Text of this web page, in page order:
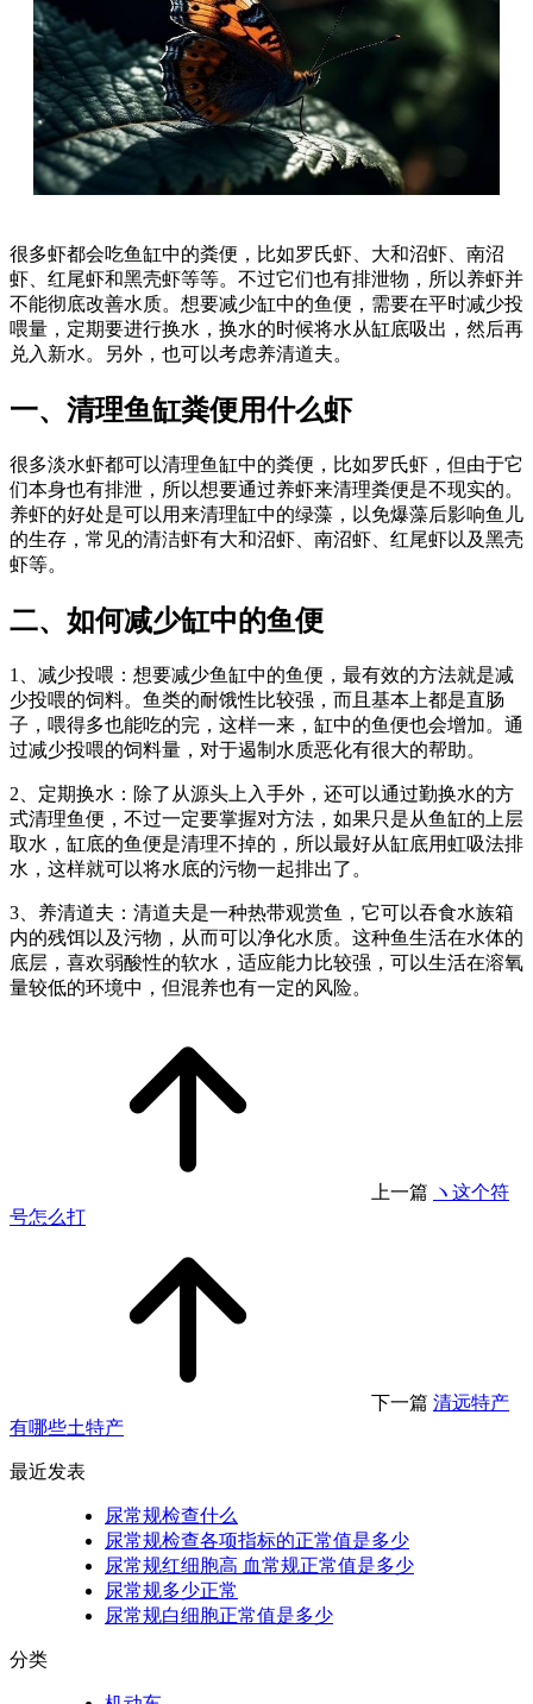
很多虾都会吃鱼缸中的粪便，比如罗氏虾、大和沼虾、南沼
虾、红尾虾和黑壳虾等等。不过它们也有排泄物，所以养虾并
不能彻底改善水质。想要减少缸中的鱼便，需要在平时减少投
喂量，定期要进行换水，换水的时候将水从缸底吸出，然后再
兑入新水。另外，也可以考虑养清道夫。
一、清理鱼缸粪便用什么虾
很多淡水虾都可以清理鱼缸中的粪便，比如罗氏虾，但由于它
们本身也有排泄，所以想要通过养虾来清理粪便是不现实的。
养虾的好处是可以用来清理缸中的绿藻，以免爆藻后影响鱼儿
的生存，常见的清洁虾有大和沼虾、南沼虾、红尾虾以及黑壳
虾等。
二、如何减少缸中的鱼便
1、减少投喂：想要减少鱼缸中的鱼便，最有效的方法就是减
少投喂的饲料。鱼类的耐饿性比较强，而且基本上都是直肠
子，喂得多也能吃的完，这样一来，缸中的鱼便也会增加。通
过减少投喂的饲料量，对于遏制水质恶化有很大的帮助。
2、定期换水：除了从源头上入手外，还可以通过勤换水的方
式清理鱼便，不过一定要掌握对方法，如果只是从鱼缸的上层
取水，缸底的鱼便是清理不掉的，所以最好从缸底用虹吸法排
水，这样就可以将水底的污物一起排出了。
3、养清道夫：清道夫是一种热带观赏鱼，它可以吞食水族箱
内的残饵以及污物，从而可以净化水质。这种鱼生活在水体的
底层，喜欢弱酸性的软水，适应能力比较强，可以生活在溶氧
量较低的环境中，但混养也有一定的风险。
上一篇 ヽ这个符
号怎么打
下一篇 清远特产
有哪些土特产
最近发表
尿常规检查什么
尿常规检查各项指标的正常值是多少
尿常规红细胞高 血常规正常值是多少
尿常规多少正常
尿常规白细胞正常值是多少
分类